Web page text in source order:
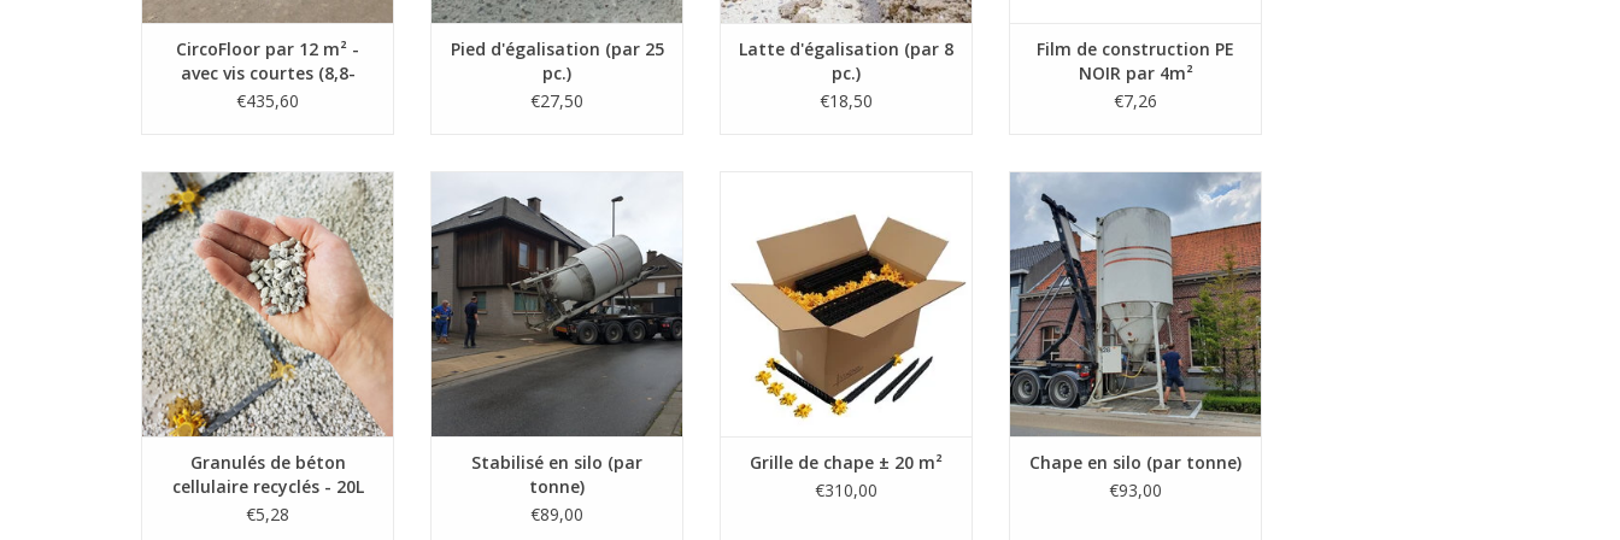
CircoFloor par 12 m² -
avec vis courtes (8,8-
15,8cm)
€435,60
Pied d'égalisation (par 25
pc.)
€27,50
Latte d'égalisation (par 8
pc.)
€18,50
Film de construction PE
NOIR par 4m²
€7,26
granules d'égalisation en béton
cellulaire recyclés
remise de quantité
AJOUTER AU PANIER
Granulés de béton
cellulaire recyclés - 20L
per sac
€5,28
bouton du silo, vous pouvez
réaliser une stabilisé frais à un
rythme de 3 m³/h et ce, sans
pression temporelle pour traiter
la grande quantité dans le silo.
AJOUTER AU PANIER
Stabilisé en silo (par
tonne)
€89,00
chape d'isolation.
(Par 20m² = 160 lattes + 100
pieds)
AJOUTER AU PANIER
Grille de chape ± 20 m²
€310,00
En appuyant simplement sur le
bouton du silo, vous pouvez
réaliser une chape frais à un
rythme de 3 m³/h et ce, sans
pression temporelle pour traiter
la grande quantité dans le silo.
AJOUTER AU PANIER
Chape en silo (par tonne)
€93,00